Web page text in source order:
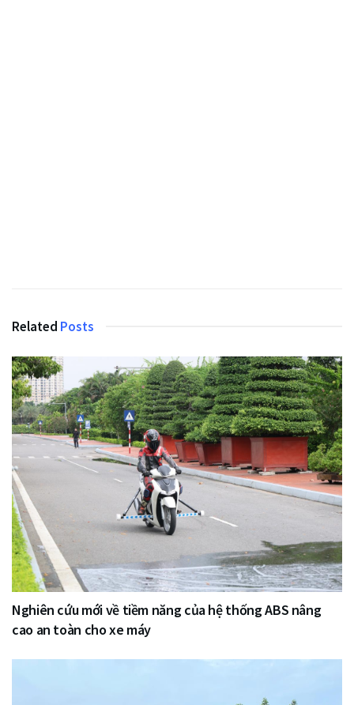
Related Posts
Nghiên cứu mới về tiềm năng của hệ thống ABS nâng
cao an toàn cho xe máy